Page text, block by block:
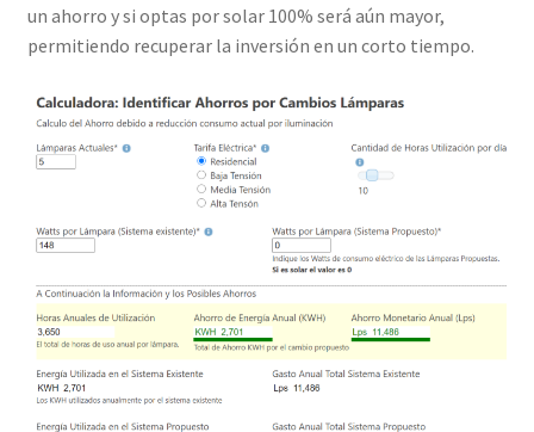
Tienda
un ahorro y si optas por solar 100% será aún mayor,
permitiendo recuperar la inversión en un corto tiempo.